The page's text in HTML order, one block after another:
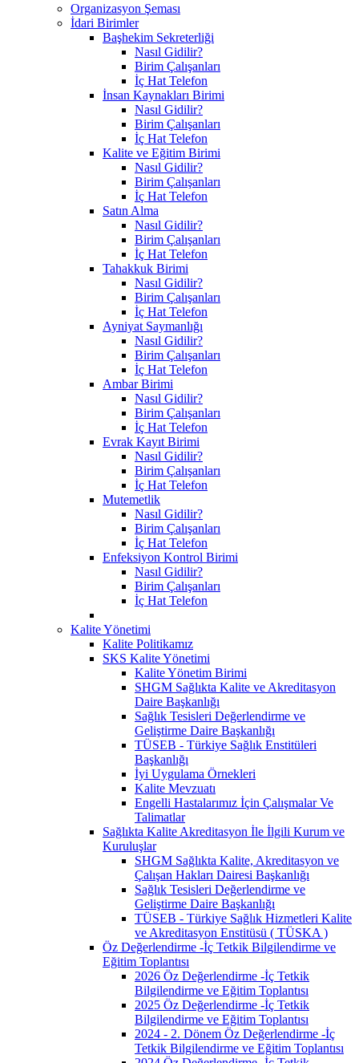
Organizasyon Şeması
İdari Birimler
Başhekim Sekreterliği
Nasıl Gidilir?
Birim Çalışanları
İç Hat Telefon
İnsan Kaynakları Birimi
Nasıl Gidilir?
Birim Çalışanları
İç Hat Telefon
Kalite ve Eğitim Birimi
Nasıl Gidilir?
Birim Çalışanları
İç Hat Telefon
Satın Alma
Nasıl Gidilir?
Birim Çalışanları
İç Hat Telefon
Tahakkuk Birimi
Nasıl Gidilir?
Birim Çalışanları
İç Hat Telefon
Ayniyat Saymanlığı
Nasıl Gidilir?
Birim Çalışanları
İç Hat Telefon
Ambar Birimi
Nasıl Gidilir?
Birim Çalışanları
İç Hat Telefon
Evrak Kayıt Birimi
Nasıl Gidilir?
Birim Çalışanları
İç Hat Telefon
Mutemetlik
Nasıl Gidilir?
Birim Çalışanları
İç Hat Telefon
Enfeksiyon Kontrol Birimi
Nasıl Gidilir?
Birim Çalışanları
İç Hat Telefon
Kalite Yönetimi
Kalite Politikamız
SKS Kalite Yönetimi
Kalite Yönetim Birimi
SHGM Sağlıkta Kalite ve Akreditasyon
Daire Başkanlığı
Sağlık Tesisleri Değerlendirme ve
Geliştirme Daire Başkanlığı
TÜSEB - Türkiye Sağlık Enstitüleri
Başkanlığı
İyi Uygulama Örnekleri
Kalite Mevzuatı
Engelli Hastalarımız İçin Çalışmalar Ve
Talimatlar
Sağlıkta Kalite Akreditasyon İle İlgili Kurum ve
Kuruluşlar
SHGM Sağlıkta Kalite, Akreditasyon ve
Çalışan Hakları Dairesi Başkanlığı
Sağlık Tesisleri Değerlendirme ve
Geliştirme Daire Başkanlığı
TÜSEB - Türkiye Sağlık Hizmetleri Kalite
ve Akreditasyon Enstitüsü ( TÜSKA )
Öz Değerlendirme -İç Tetkik Bilgilendirme ve
Eğitim Toplantısı
2026 Öz Değerlendirme -İç Tetkik
Bilgilendirme ve Eğitim Toplantısı
2025 Öz Değerlendirme -İç Tetkik
Bilgilendirme ve Eğitim Toplantısı
2024 - 2. Dönem Öz Değerlendirme -İç
Tetkik Bilgilendirme ve Eğitim Toplantısı